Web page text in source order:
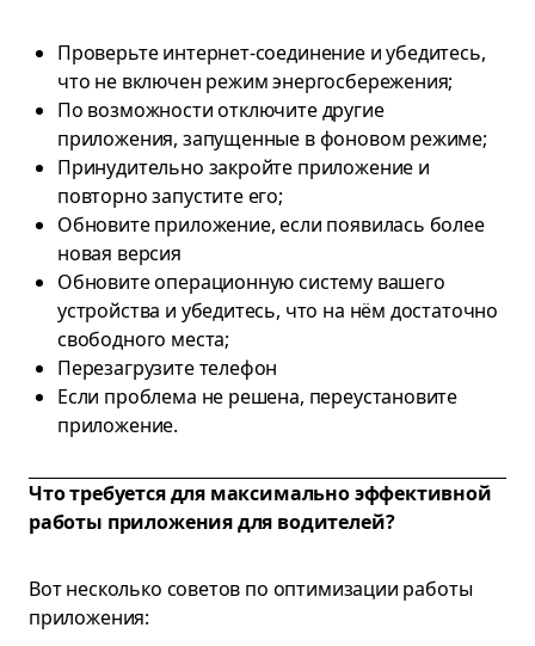
Проверьте интернет-соединение и убедитесь,
что не включен режим энергосбережения;
По возможности отключите другие
приложения, запущенные в фоновом режиме;
Принудительно закройте приложение и
повторно запустите его;
Обновите приложение, если появилась более
новая версия
Обновите операционную систему вашего
устройства и убедитесь, что на нём достаточно
свободного места;
Перезагрузите телефон
Если проблема не решена, переустановите
приложение.
Что требуется для максимально эффективной
работы приложения для водителей?
Вот несколько советов по оптимизации работы
приложения: